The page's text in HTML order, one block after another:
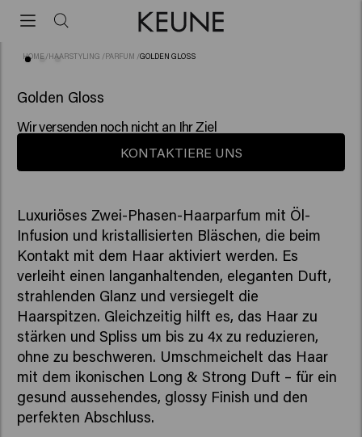
HOME /HAARSTYLING /PARFUM /GOLDEN GLOSS
NEU
Golden Gloss
Wir versenden noch nicht an Ihr Ziel
KONTAKTIERE UNS
Luxuriöses Zwei-Phasen-Haarparfum mit Öl-
Infusion und kristallisierten Bläschen, die beim
Kontakt mit dem Haar aktiviert werden. Es
verleiht einen langanhaltenden, eleganten Duft,
strahlenden Glanz und versiegelt die
Haarspitzen. Gleichzeitig hilft es, das Haar zu
stärken und Spliss um bis zu 4x zu reduzieren,
ohne zu beschweren. Umschmeichelt das Haar
mit dem ikonischen Long & Strong Duft – für ein
gesund aussehendes, glossy Finish und den
perfekten Abschluss.